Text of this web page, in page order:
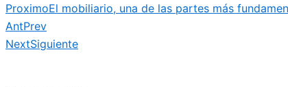
ProximoEl mobiliario, una de las partes más
AntPrev
NextSiguiente